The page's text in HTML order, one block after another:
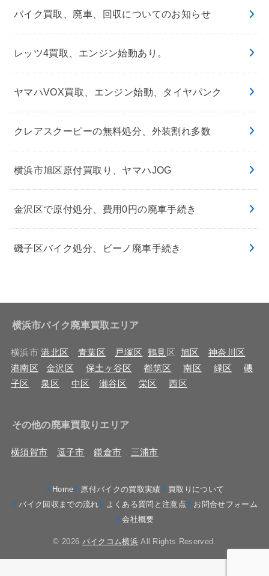
バイク買取、廃車、回収についてのお知らせ
レッツ4買取、エンジン始動あり。
ヤマハVOX買取、エンジン始動、タイヤパンク
クレアスクーピーの無料処分、外装割れ多数
横浜市旭区原付買取り、ヤマハJOG
金沢区で原付処分、費用0円の廃車手続き
磯子区バイク処分、ビーノ廃車手続き
横浜市バイク廃車買取エリア
横浜市港北区 青葉区 戸塚区 鶴見 区 旭区
神奈川区
港南区
金沢区 保土ヶ谷区 都筑区 南区 緑区
磯
子区
泉区 中区 瀬谷区 栄区 西区
その他の廃車買取りエリア
横須賀市 逗子市 鎌倉市 三浦市
Home 原付バイクの買取実績
買取りについて
バイク回収までの流れ
よくある質問と注意点
お問合せフォーム
会社概要
© 2026 バイクコム横浜All Rights Reserved.